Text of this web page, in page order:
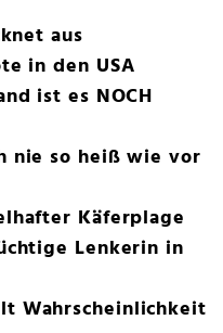
aus
in den USA
ist es NOCH
nie so heiß wie vor
Käferplage
Lenkerin in
Wahrscheinlichkeit